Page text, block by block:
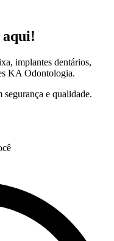
aqui!
implantes dentários,
KA Odontologia.
segurança e qualidade.